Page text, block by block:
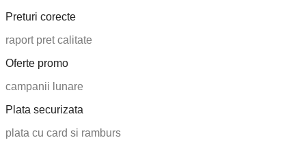
Preturi corecte
raport pret calitate
Oferte promo
campanii lunare
Plata securizata
plata cu card si ramburs